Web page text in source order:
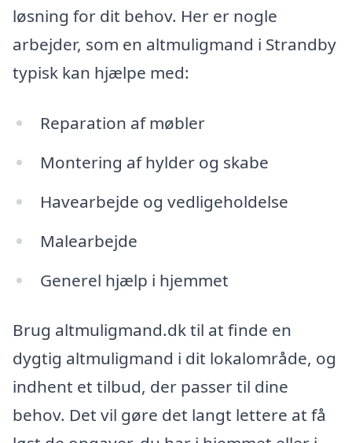
løsning for dit behov. Her er nogle
arbejder, som en altmuligmand i Strandby
typisk kan hjælpe med:
Reparation af møbler
Montering af hylder og skabe
Havearbejde og vedligeholdelse
Malearbejde
Generel hjælp i hjemmet
Brug altmuligmand.dk til at finde en
dygtig altmuligmand i dit lokalområde, og
indhent et tilbud, der passer til dine
behov. Det vil gøre det langt lettere at få